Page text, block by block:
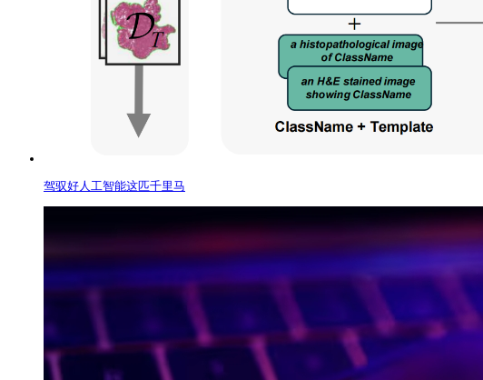
驾驭好人工智能这匹千里马